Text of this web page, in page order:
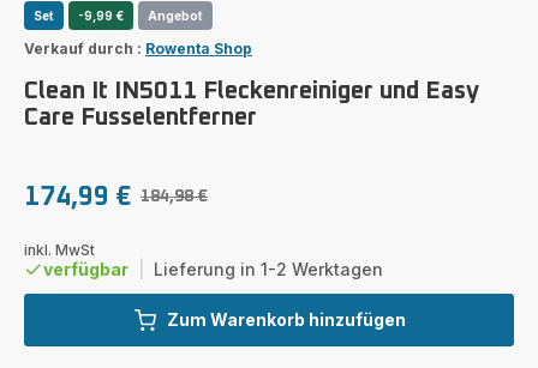
Set -9,99 € Angebot
Verkauf durch : Rowenta Shop
Clean It IN5011 Fleckenreiniger und Easy
Care Fusselentferner
Ermäßigter
174,99 €
Erstes
184,98 €
inkl. MwSt
verfügbar Lieferung in 1-2 Werktagen
Zum Warenkorb hinzufügen